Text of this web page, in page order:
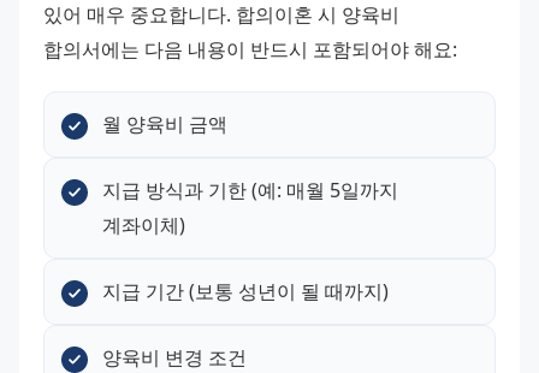
있어 매우 중요합니다. 합의이혼 시 양육비
합의서에는 다음 내용이 반드시 포함되어야 해요:
월 양육비 금액
지급 방식과 기한 (예: 매월 5일까지
계좌이체)
지급 기간 (보통 성년이 될 때까지)
양육비 변경 조건